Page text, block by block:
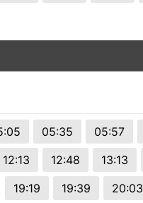
05:35 05:57
12:13
12:48 13:13
19:19
19:39 20:03